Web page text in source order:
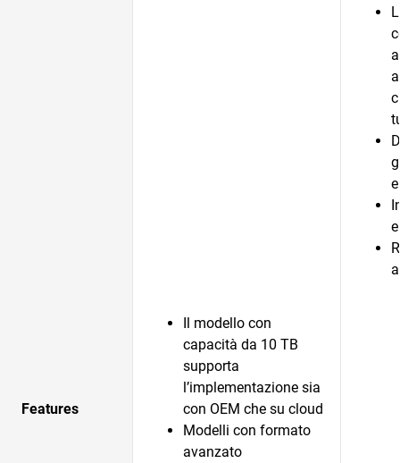
Features
Il modello con
capacità da 10 TB
supporta
l’implementazione sia
con OEM che su cloud
Modelli con formato
avanzato